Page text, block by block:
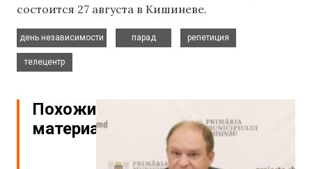
состоится 27 августа в Кишиневе.
день независимости
парад
репетиция
телецентр
Похожие
материалы